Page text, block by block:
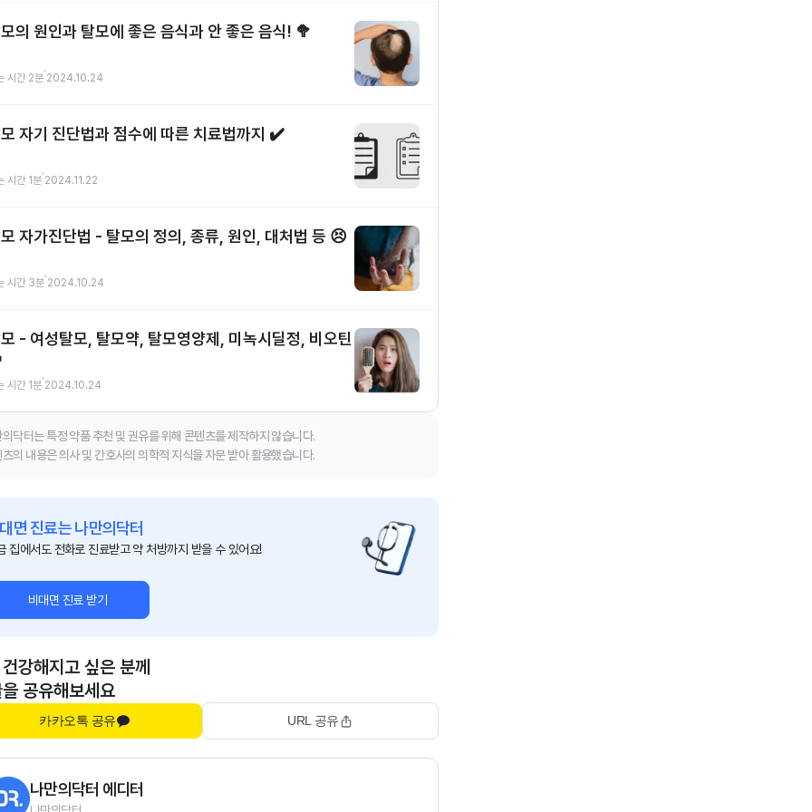
의 원인과 탈모에 좋은 음식과 안 좋은 음식! 🥦
시간 2분 2024.10.24
자기 진단법과 점수에 따른 치료법까지 ✔️
시간 1분 2024.11.22
자가진단법 - 탈모의 정의, 종류, 원인, 대처법 등 😣
시간 3분 2024.10.24
- 여성탈모, 탈모약, 탈모영양제, 미녹시딜정, 비오틴
시간 1분 2024.10.24
의닥터는 특정 약품 추천 및 권유를 위해 콘텐츠를 제작하지 않습니다.
츠의 내용은 의사 및 간호사의 의학적 지식을 자문 받아 활용했습니다.
면 진료는 나만의닥터
집에서도 전화로 진료받고 약 처방까지 받을 수 있어요!
비대면 진료 받기
강해지고 싶은 분께
공유해보세요
카카오톡 공유 URL 공유
나만의닥터 에디터